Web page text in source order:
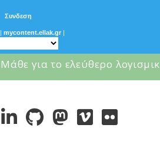
Συνδεση
| mycontent.ellak.gr |
Μάθε για το ελεύθερο